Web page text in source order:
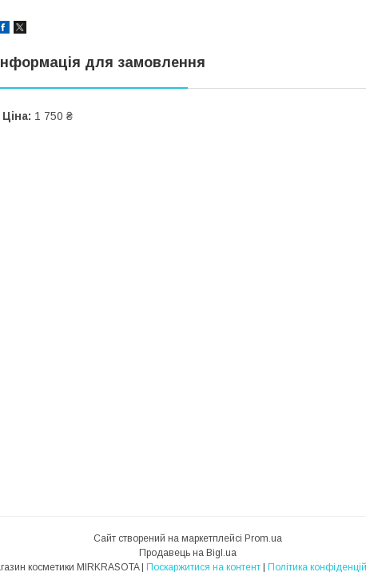
Інформація для замовлення
Ціна: 1 750 ₴
Сайт створений на маркетплейсі Prom.ua
Продавець на Bigl.ua
Поскаржитися на контент Політика